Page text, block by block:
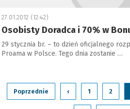
27.01.2012 (12:42)
Osobisty Doradca i 70% w
29 stycznia br. – to dzień oficjalnego
Proama w Polsce. Tego dnia zostanie …
Poprzednie ‹ 1 2